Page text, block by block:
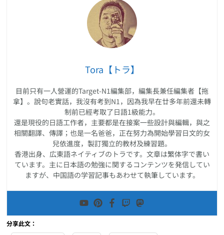
Tora【トラ】
目前只有一人營運的Target-N1編集部，編集長兼任編集者【拖
拿】。說句老實話，我沒有考到N1，因為我早在廿多年前還未轉
制前已經考取了日語1級能力。
還是現役的日語工作者，主要都是在接案一些設計與編輯，與之
相關翻譯、傳譯；也是一名爸爸，正在努力為開始學習日文的女
兒依進度，製訂獨立的教材及練習題。
香港出身、広東語ネイティブのトラです。文章は繁体字で書い
ています。主に日本語の勉強に関するコンテンツを発信してい
ますが、中国語の学習記事もあわせて執筆しています。
分享此文：